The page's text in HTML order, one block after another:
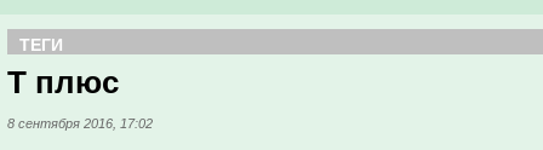
ТЕГИ
Т плюс
8 сентября 2016, 17:02